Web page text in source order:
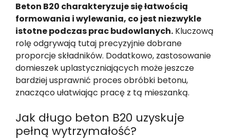
Beton B20 charakteryzuje się łatwością
formowania i wylewania, co jest niezwykle
istotne podczas prac budowlanych. Kluczową
rolę odgrywają tutaj precyzyjnie dobrane
proporcje składników. Dodatkowo, zastosowanie
domieszek uplastyczniających może jeszcze
bardziej usprawnić proces obróbki betonu,
znacząco ułatwiając pracę z tą mieszanką.
Jak długo beton B20 uzyskuje
pełną wytrzymałość?